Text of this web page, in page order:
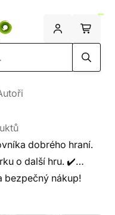
dobrého hraní.
o další hru. ✔️
bezpečný nákup!